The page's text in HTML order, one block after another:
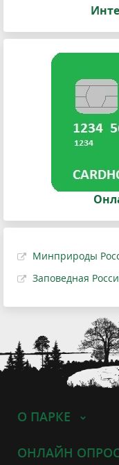
Минприроды
Заповедная
О ПАРКЕ
ОНЛАЙН